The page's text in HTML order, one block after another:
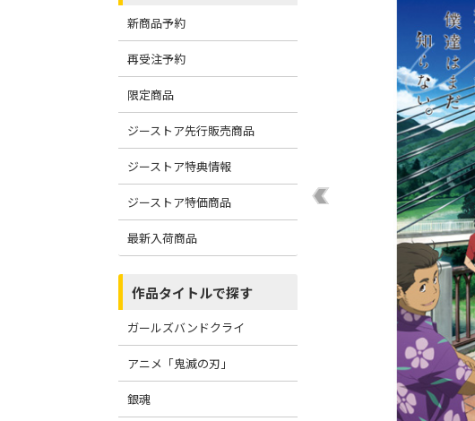
新商品予約
再受注予約
限定商品
ジーストア先行販売商品
ジーストア特典情報
ジーストア特価商品
最新入荷商品
作品タイトルで探す
ガールズバンドクライ
アニメ「鬼滅の刃」
銀魂